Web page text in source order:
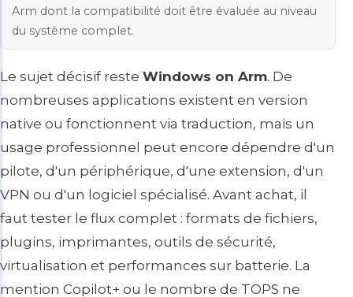
Arm dont la compatibilité doit être évaluée au niveau
du système complet.
Le sujet décisif reste Windows on Arm. De
nombreuses applications existent en version
native ou fonctionnent via traduction, mais un
usage professionnel peut encore dépendre d'un
pilote, d'un périphérique, d'une extension, d'un
VPN ou d'un logiciel spécialisé. Avant achat, il
faut tester le flux complet : formats de fichiers,
plugins, imprimantes, outils de sécurité,
virtualisation et performances sur batterie. La
mention Copilot+ ou le nombre de TOPS ne